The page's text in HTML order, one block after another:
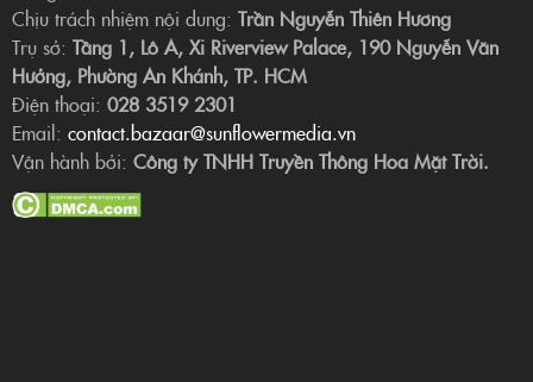
Chịu trách nhiệm nội dung: Trần Nguyễn Thiên Hương
Trụ sở: Tầng 1, Lô A, Xi Riverview Palace, 190 Nguyễn Văn
Hưởng, Phường An Khánh, TP. HCM
Điện thoại: 028 3519 2301
Email: contact.bazaar@sunflowermedia.vn
Vận hành bởi: Công ty TNHH Truyền Thông Hoa Mặt Trời.